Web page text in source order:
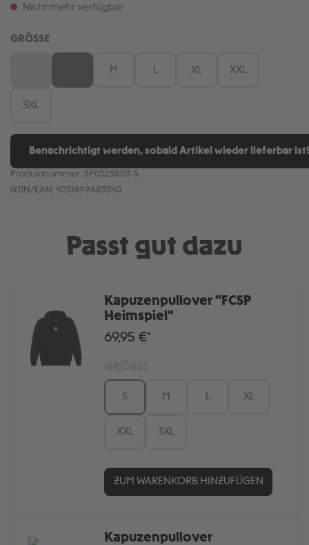
Nicht mehr verfügbar
GRÖSSE
M XL XXL
3XL
Benachrichtigt werden, sobald Artikel wieder lieferbar ist!
Produktnummer: SP0525803-S
GTIN/EAN: 4251899685540
Passt gut dazu
Kapuzenpullover "FCSP
Heimspiel"
69,95 €*
S M L XL
XXL 3XL
ZUM WARENKORB HINZUFÜGEN
Kapuzenpullover